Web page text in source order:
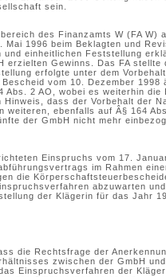
sein.
des Finanzamts W (FA W)
1996 beim Beklagten und
einheitlichen Feststellung
erzielten Gewinns. Das FA stellte
erfolgte unter dem
vom 10. Dezember 1998
Abs. 2 AO, wobei es weiterhin die
dass der Vorbehalt der
weiteren, ebenfalls auf Â§ 164
der GmbH nicht mehr
Einspruchs vom 17.
im Rahmen
die
abzuwarten
der Klägerin für das Jahr
die Rechtsfrage der
zwischen der GmbH
Einspruchsverfahren der